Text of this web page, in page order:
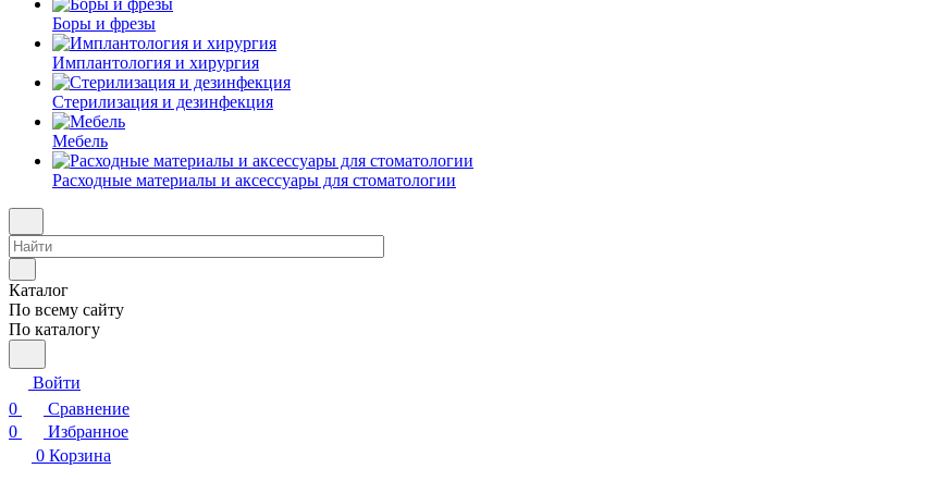
Боры и фрезы
Имплантология и хирургия
Стерилизация и дезинфекция
Мебель
Расходные материалы и аксессуары для стоматологии
Каталог
По всему сайту
По каталогу
Войти
0
Сравнение
0
Избранное
0 Корзина